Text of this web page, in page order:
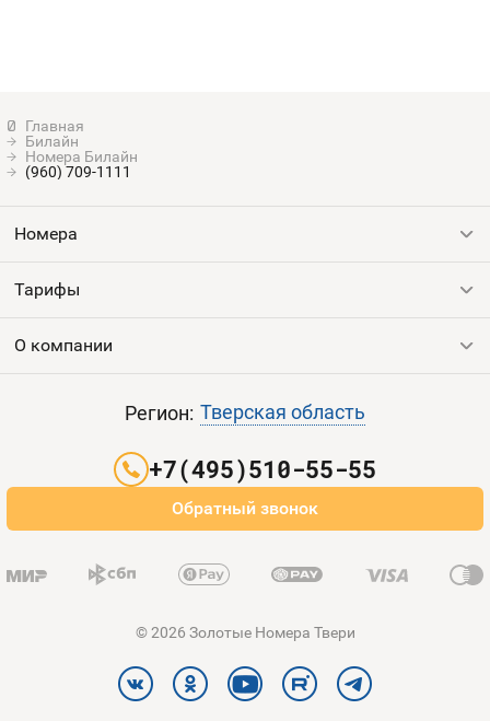
Билайн
Номера Билайн
(960) 709-1111
Номера
Все номера
Тарифы
Выгодные тарифы
О компании
Оплата и доставка
Регион: Тверская область
+7(495)510-55-55
Обратный звонок
© 2026 Золотые Номера Твери